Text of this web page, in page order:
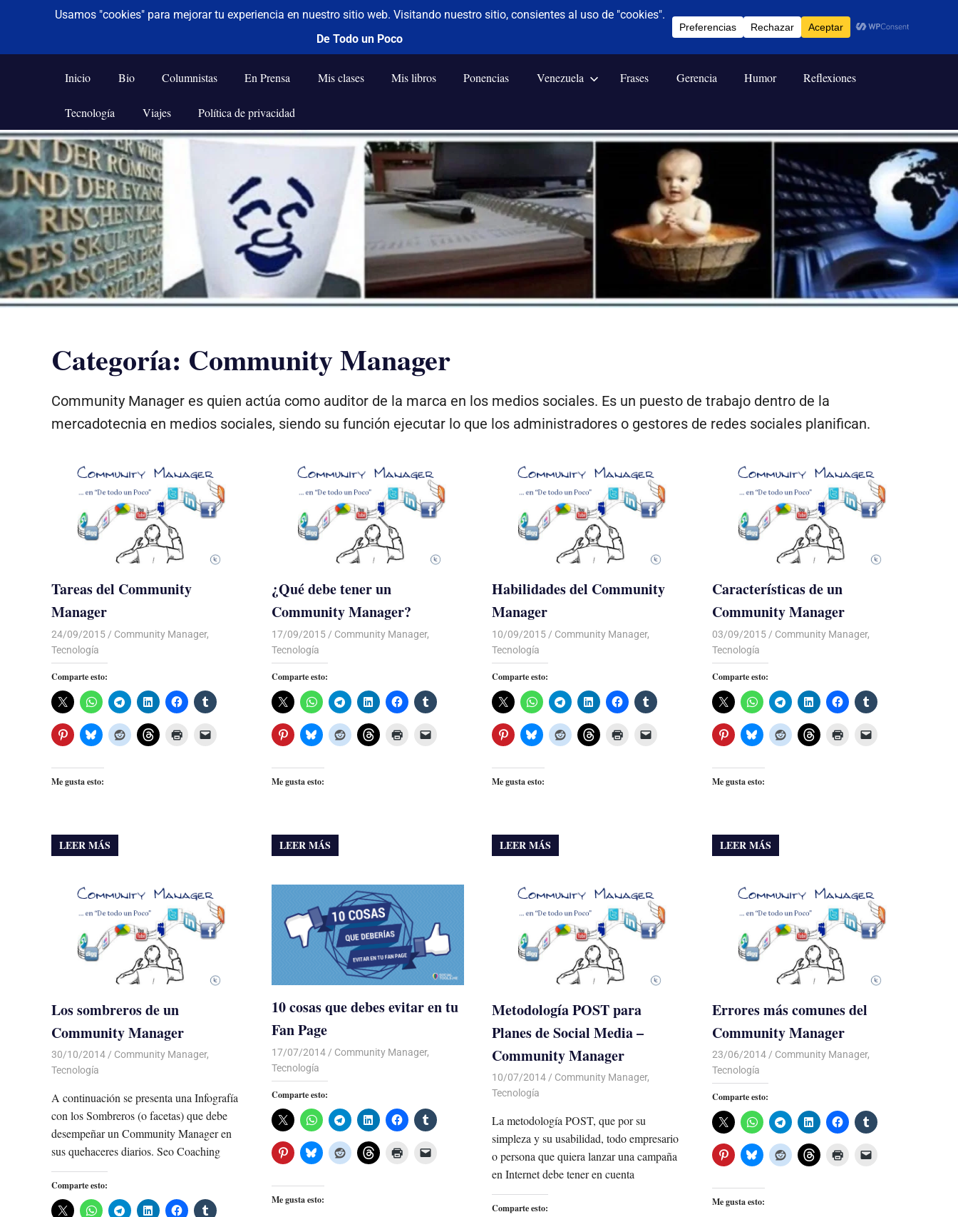
Saltar
al
contenido
De todo un poco
Frases,
Humor,
Tecnología
y
Viajes
Inicio Bio Columnistas En Prensa Mis clases Mis libros Ponencias Venezuela Frases Gerencia Humor Reflexiones
Tecnología Viajes Política de privacidad
Categoría: Community Manager
Community Manager es quien actúa como auditor de la marca en los medios sociales. Es un puesto de trabajo dentro de la
mercadotecnia en medios sociales, siendo su función ejecutar lo que los administradores o gestores de redes sociales planifican.
Tareas del Community
Manager
24/09/2015 Luis Castellanos
Community Manager,
Tecnología
Comparte esto:
Me gusta esto:
LEER MÁS
¿Qué debe tener un
Community Manager?
17/09/2015 Luis Castellanos
Community Manager,
Tecnología
Comparte esto:
Me gusta esto:
LEER MÁS
Habilidades del Community
Manager
10/09/2015 Luis Castellanos
Community Manager,
Tecnología
Comparte esto:
Me gusta esto:
LEER MÁS
Características de un
Community Manager
03/09/2015 Luis Castellanos
Community Manager,
Tecnología
Comparte esto:
Me gusta esto:
LEER MÁS
Los sombreros de un
Community Manager
30/10/2014 Luis Castellanos
Community Manager,
Tecnología
A continuación se presenta una Infografía
con los Sombreros (o facetas) que debe
desempeñar un Community Manager en
sus quehaceres diarios. Seo Coaching
Comparte esto:
10 cosas que debes evitar en tu
Fan Page
17/07/2014 Luis Castellanos
Community Manager,
Tecnología
Comparte esto:
Me gusta esto:
Metodología POST para
Planes de Social Media –
Community Manager
10/07/2014 Luis Castellanos
Community Manager,
Tecnología
La metodología POST, que por su
simpleza y su usabilidad, todo empresario
o persona que quiera lanzar una campaña
en Internet debe tener en cuenta
Comparte esto:
Errores más comunes del
Community Manager
23/06/2014 Luis Castellanos
Community Manager,
Tecnología
Comparte esto:
Me gusta esto: